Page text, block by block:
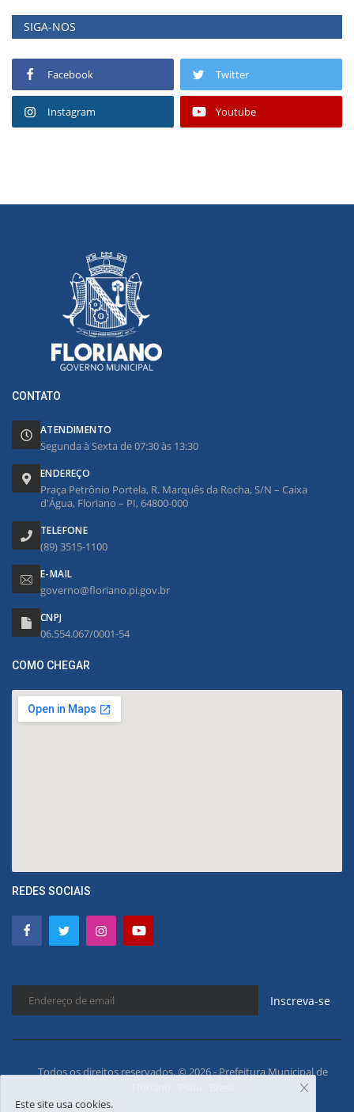
SIGA-NOS
Facebook Twitter
Instagram Youtube
CONTATO
ATENDIMENTO
Segunda à Sexta de 07:30 às 13:30
ENDEREÇO
Praça Petrônio Portela, R. Marquês da Rocha, S/N – Caixa
d'Água, Floriano – PI, 64800-000
TELEFONE
(89) 3515-1100
E-MAIL
governo@floriano.pi.gov.br
CNPJ
06.554.067/0001-54
COMO CHEGAR
REDES SOCIAIS
Inscreva-se
Todos os direitos reservados. © 2026 - Prefeitura Municipal de
Este site usa cookies.